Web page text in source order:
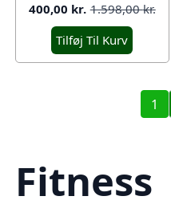
Fitness
1.598,00kr.
Den
oprindelige
pris
var:
400,00 kr. Den
aktuelle
pris
er:
Tilføj Til Kurv
1